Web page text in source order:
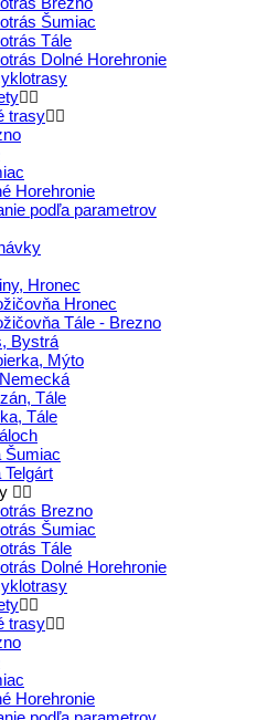
Šumiac
Tále
Dolné Horehronie
trasy
Horehronie
podľa parametrov
Hronec
Hronec
Tále - Brezno
Bystrá
Mýto
Tále
Tále
Šumiac
Brezno
Šumiac
Tále
Dolné Horehronie
trasy
Horehronie